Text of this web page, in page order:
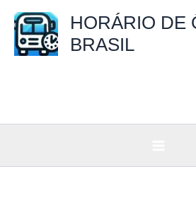
para
HORÁRIO DE
BRASIL